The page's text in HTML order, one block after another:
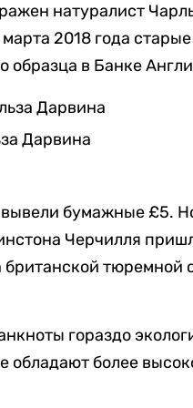
натуралист
2018 года
образца в Банке
Дарвина
вывели бумажные £5.
Черчилля
тюремной
гораздо
обладают более